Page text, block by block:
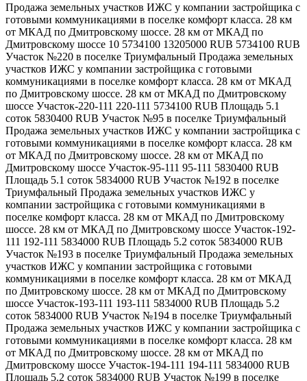
Продажа земельных участков ИЖС у компании застройщика с
готовыми коммуникациями в поселке комфорт класса. 28 км
от МКАД по Дмитровскому шоссе. 28 км от МКАД по
Дмитровскому шоссе 10 5734100 13205000 RUB 5734100 RUB
Участок №220 в поселке Триумфальный Продажа земельных
участков ИЖС у компании застройщика с готовыми
коммуникациями в поселке комфорт класса. 28 км от МКАД
по Дмитровскому шоссе. 28 км от МКАД по Дмитровскому
шоссе Участок-220-111 220-111 5734100 RUB Площадь 5.1
соток 5830400 RUB Участок №95 в поселке Триумфальный
Продажа земельных участков ИЖС у компании застройщика с
готовыми коммуникациями в поселке комфорт класса. 28 км
от МКАД по Дмитровскому шоссе. 28 км от МКАД по
Дмитровскому шоссе Участок-95-111 95-111 5830400 RUB
Площадь 5.1 соток 5834000 RUB Участок №192 в поселке
Триумфальный Продажа земельных участков ИЖС у
компании застройщика с готовыми коммуникациями в
поселке комфорт класса. 28 км от МКАД по Дмитровскому
шоссе. 28 км от МКАД по Дмитровскому шоссе Участок-192-
111 192-111 5834000 RUB Площадь 5.2 соток 5834000 RUB
Участок №193 в поселке Триумфальный Продажа земельных
участков ИЖС у компании застройщика с готовыми
коммуникациями в поселке комфорт класса. 28 км от МКАД
по Дмитровскому шоссе. 28 км от МКАД по Дмитровскому
шоссе Участок-193-111 193-111 5834000 RUB Площадь 5.2
соток 5834000 RUB Участок №194 в поселке Триумфальный
Продажа земельных участков ИЖС у компании застройщика с
готовыми коммуникациями в поселке комфорт класса. 28 км
от МКАД по Дмитровскому шоссе. 28 км от МКАД по
Дмитровскому шоссе Участок-194-111 194-111 5834000 RUB
Площадь 5.2 соток 5834000 RUB Участок №199 в поселке